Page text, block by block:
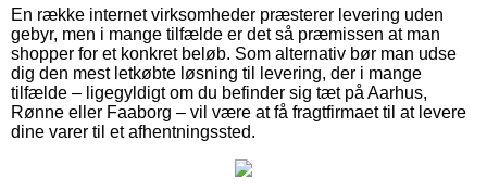
En række internet virksomheder præsterer levering uden
gebyr, men i mange tilfælde er det så præmissen at man
shopper for et konkret beløb. Som alternativ bør man udse
dig den mest letkøbte løsning til levering, der i mange
tilfælde – ligegyldigt om du befinder sig tæt på Aarhus,
Rønne eller Faaborg – vil være at få fragtfirmaet til at levere
dine varer til et afhentningssted.